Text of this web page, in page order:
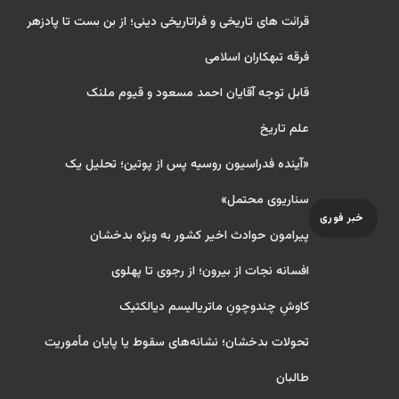
خبر فوری
قرائت های تاریخی و فراتاریخی دینی؛ از بن بست تا پادزهر
فرقه تبهکاران اسلامی
قابل توجه آقایان احمد مسعود و قیوم ملنک
علم تاریخ
«آینده فدراسیون روسیه پس از پوتین؛ تحلیل یک
سناریوی محتمل»
پیرامون حوادث اخیر کشور به ویژه بدخشان
افسانه نجات از بیرون؛ از رجوی تا پهلوی
کاوشِ چندو‌چونِ ماتریالیسم دیالکتیک
تحولات بدخشان؛ نشانه‌های سقوط یا پایان مأموریت
طالبان